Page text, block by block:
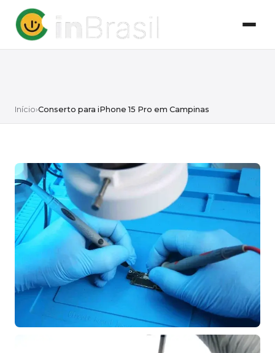
Início›Conserto para iPhone 15 Pro em Campinas